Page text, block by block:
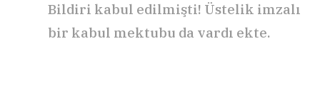
Bildiri kabul edilmişti! Üstelik imzalı
bir kabul mektubu da vardı ekte.